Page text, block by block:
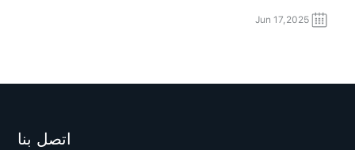
Jun 17,2025
اتصل بنا